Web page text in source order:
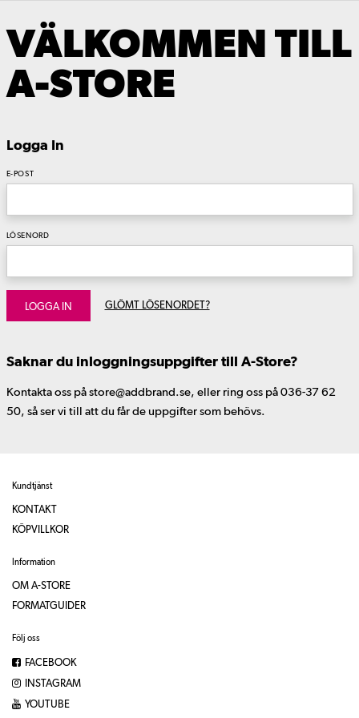
VÄLKOMMEN TILL
A-STORE
Logga In
E-POST
LÖSENORD
LOGGA IN GLÖMT LÖSENORDET?
Saknar du inloggningsuppgifter till A-Store?
Kontakta oss på store@addbrand.se, eller ring oss på 036-37 62
50, så ser vi till att du får de uppgifter som behövs.
Kundtjänst
KONTAKT
KÖPVILLKOR
Information
OM A-STORE
FORMATGUIDER
Följ oss
FACEBOOK
INSTAGRAM
YOUTUBE